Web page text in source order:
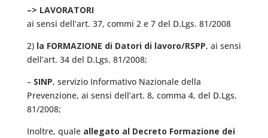
–> LAVORATORI
ai sensi dell’art. 37, commi 2 e 7 del D.Lgs. 81/2008
2) la FORMAZIONE di Datori di lavoro/RSPP, ai sensi
dell’art. 34 del D.Lgs. 81/2008;
– SINP, servizio Informativo Nazionale della
Prevenzione, ai sensi dell’art. 8, comma 4, del D.Lgs.
81/2008;
Inoltre, quale allegato al Decreto Formazione dei